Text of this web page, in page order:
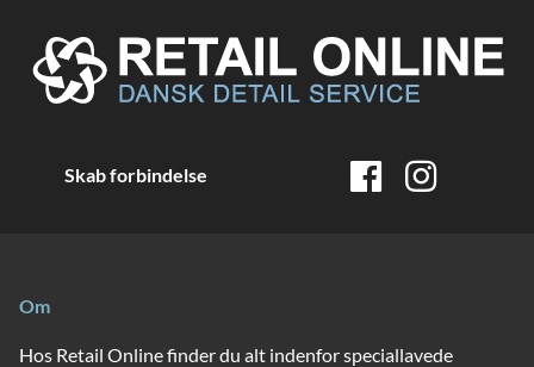
Skab forbindelse
Om
Hos Retail Online finder du alt indenfor speciallavede